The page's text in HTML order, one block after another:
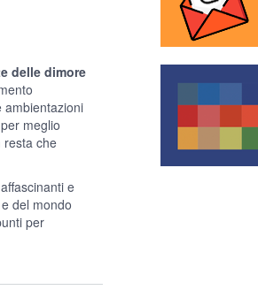
delle dimore
ambientazioni
meglio
resta che
e
del mondo
per